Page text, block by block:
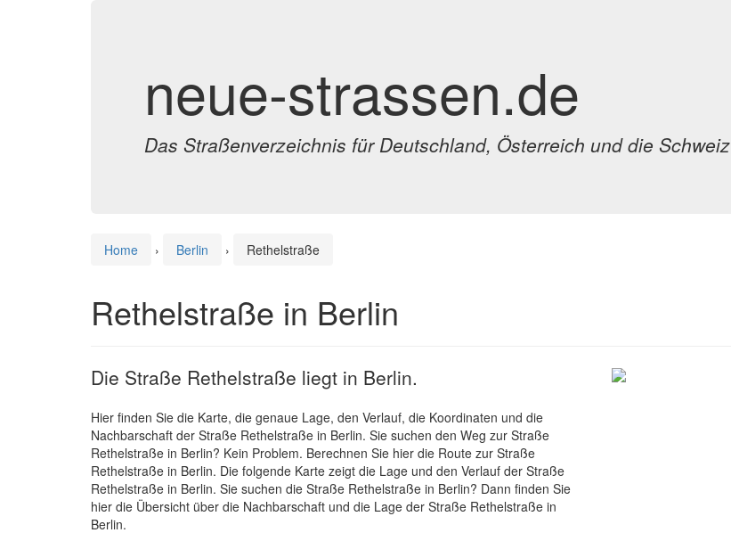
neue-strassen.de
Das Straßenverzeichnis für Deutschland, Österreich und die Schweiz
Home › Berlin › Rethelstraße
Rethelstraße in Berlin
Die Straße Rethelstraße liegt in Berlin.
Hier finden Sie die Karte, die genaue Lage, den Verlauf, die Koordinaten und die
Nachbarschaft der Straße Rethelstraße in Berlin. Sie suchen den Weg zur Straße
Rethelstraße in Berlin? Kein Problem. Berechnen Sie hier die Route zur Straße
Rethelstraße in Berlin. Die folgende Karte zeigt die Lage und den Verlauf der Straße
Rethelstraße in Berlin. Sie suchen die Straße Rethelstraße in Berlin? Dann finden Sie
hier die Übersicht über die Nachbarschaft und die Lage der Straße Rethelstraße in
Berlin.